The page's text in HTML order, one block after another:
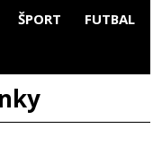
ŠPORT FUTBAL